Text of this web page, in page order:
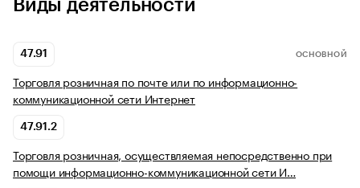
Виды деятельности
47.91 ОСНОВНОЙ
Торговля розничная по почте или по информационно-
коммуникационной сети Интернет
47.91.2
Торговля розничная, осуществляемая непосредственно при
помощи информационно-коммуникационной сети И…